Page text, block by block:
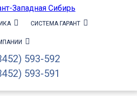
СИСТЕМА ГАРАНТ
593-592
593-591